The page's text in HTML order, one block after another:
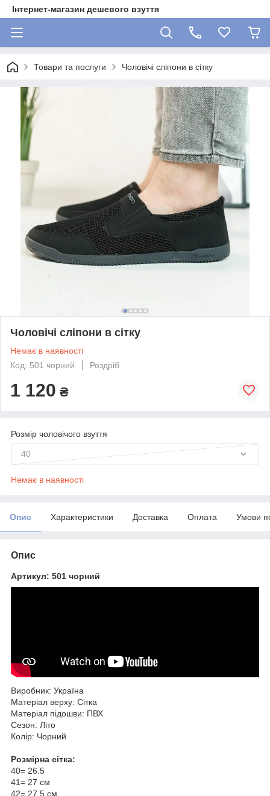
Інтернет-магазин дешевого взуття
Товари та послуги Чоловічі сліпони в сітку
Чоловічі сліпони в сітку
Немає в наявності
Код: 501 чорний
Роздріб
1 120 ₴
Розмір чоловічого взуття
40
Немає в наявності
Опис Характеристики Доставка Оплата Умови
Опис
Артикул: 501 чорний
Виробник: Україна
Матеріал верху: Сітка
Матеріал підошви: ПВХ
Сезон: Літо
Колір: Чорний
Розмірна сітка:
40= 26.5
41= 27 см
42= 27,5 см